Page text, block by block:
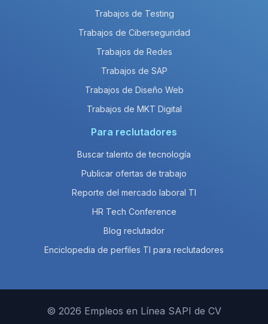
Trabajos de Testing
Trabajos de Ciberseguridad
Trabajos de Redes
Trabajos de SAP
Trabajos de Diseño Web
Trabajos de MKT Digital
Para reclutadores
Buscar talento de tecnología
Publicar ofertas de trabajo
Reporte del mercado laboral TI
HR Tech Conference
Blog reclutador
Enciclopedia de perfiles TI para reclutadores
© 2026 Empleos en Línea SAPI de CV